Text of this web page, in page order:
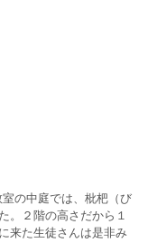
の中庭では、枇杷（び
。２階の高さだから１
来た生徒さんは是非み